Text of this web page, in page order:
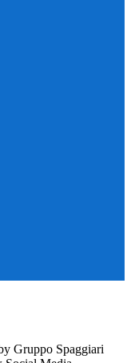
Gruppo Spaggiari